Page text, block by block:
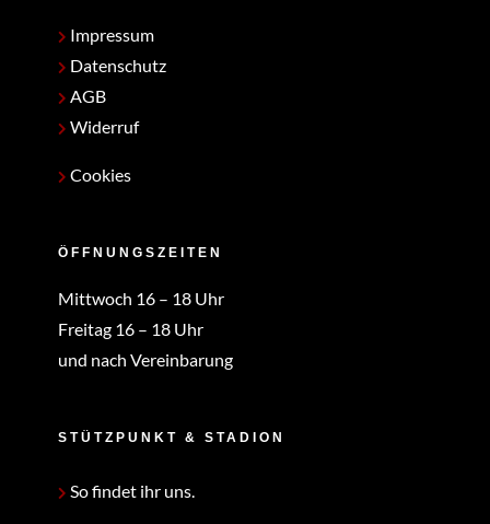
Impressum
Datenschutz
AGB
Widerruf
Cookies
ÖFFNUNGSZEITEN
Mittwoch 16 – 18 Uhr
Freitag 16 – 18 Uhr
und nach Vereinbarung
STÜTZPUNKT & STADION
So findet ihr uns.